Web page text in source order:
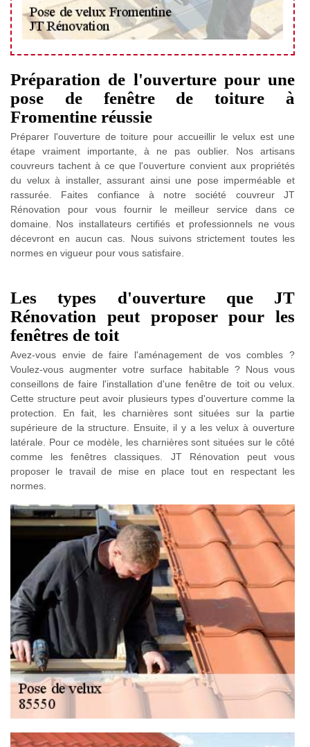
Préparation de l'ouverture pour une
pose de fenêtre de toiture à
Fromentine réussie
Préparer l'ouverture de toiture pour accueillir le velux est une
étape vraiment importante, à ne pas oublier. Nos artisans
couvreurs tachent à ce que l'ouverture convient aux propriétés
du velux à installer, assurant ainsi une pose imperméable et
rassurée. Faites confiance à notre société couvreur JT
Rénovation pour vous fournir le meilleur service dans ce
domaine. Nos installateurs certifiés et professionnels ne vous
décevront en aucun cas. Nous suivons strictement toutes les
normes en vigueur pour vous satisfaire.
Les types d'ouverture que JT
Rénovation peut proposer pour les
fenêtres de toit
Avez-vous envie de faire l'aménagement de vos combles ?
Voulez-vous augmenter votre surface habitable ? Nous vous
conseillons de faire l'installation d'une fenêtre de toit ou velux.
Cette structure peut avoir plusieurs types d'ouverture comme la
protection. En fait, les charnières sont situées sur la partie
supérieure de la structure. Ensuite, il y a les velux à ouverture
latérale. Pour ce modèle, les charnières sont situées sur le côté
comme les fenêtres classiques. JT Rénovation peut vous
proposer le travail de mise en place tout en respectant les
normes.